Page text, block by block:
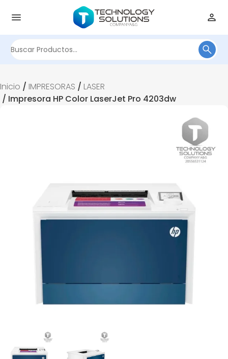
Inicio / IMPRESORAS / LASER
/ Impresora HP Color LaserJet Pro 4203dw